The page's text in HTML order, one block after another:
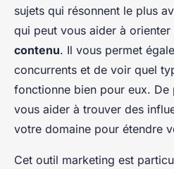
sujets qui résonnent le plus
qui peut vous aider à
contenu. Il vous permet
concurrents et de voir quel
fonctionne bien pour eux. De
vous aider à trouver des
votre domaine pour étendre
Cet outil marketing est